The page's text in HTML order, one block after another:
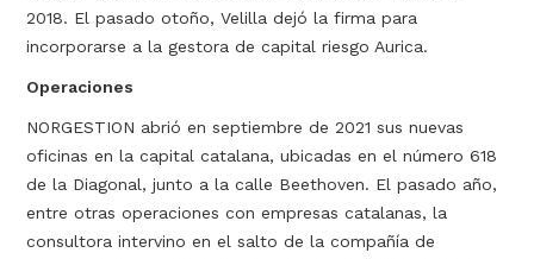
2018. El pasado otoño, Velilla dejó la firma para
incorporarse a la gestora de capital riesgo Aurica.
Operaciones
NORGESTION abrió en septiembre de 2021 sus nuevas
oficinas en la capital catalana, ubicadas en el número 618
de la Diagonal, junto a la calle Beethoven. El pasado año,
entre otras operaciones con empresas catalanas, la
consultora intervino en el salto de la compañía de